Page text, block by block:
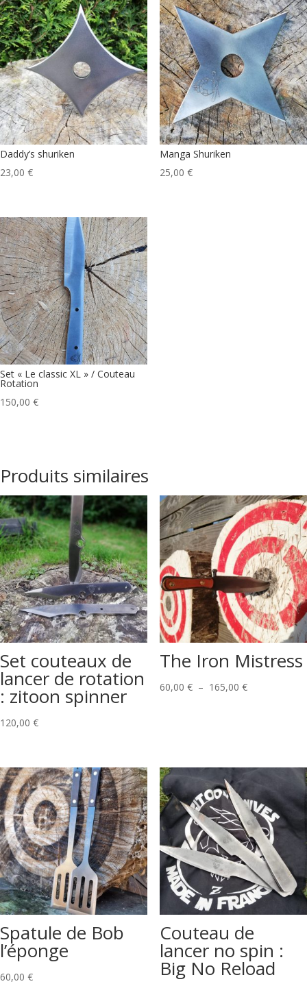
Daddy’s shuriken
23,00 €
Manga Shuriken
25,00 €
Set « Le classic XL » / Couteau
Rotation
150,00 €
Produits similaires
Set couteaux de
lancer de rotation
: zitoon spinner
120,00 €
The Iron Mistress
60,00 € – 165,00 €Plage
165,00 €
Spatule de Bob
l’éponge
60,00 €
Couteau de
lancer no spin :
Big No Reload